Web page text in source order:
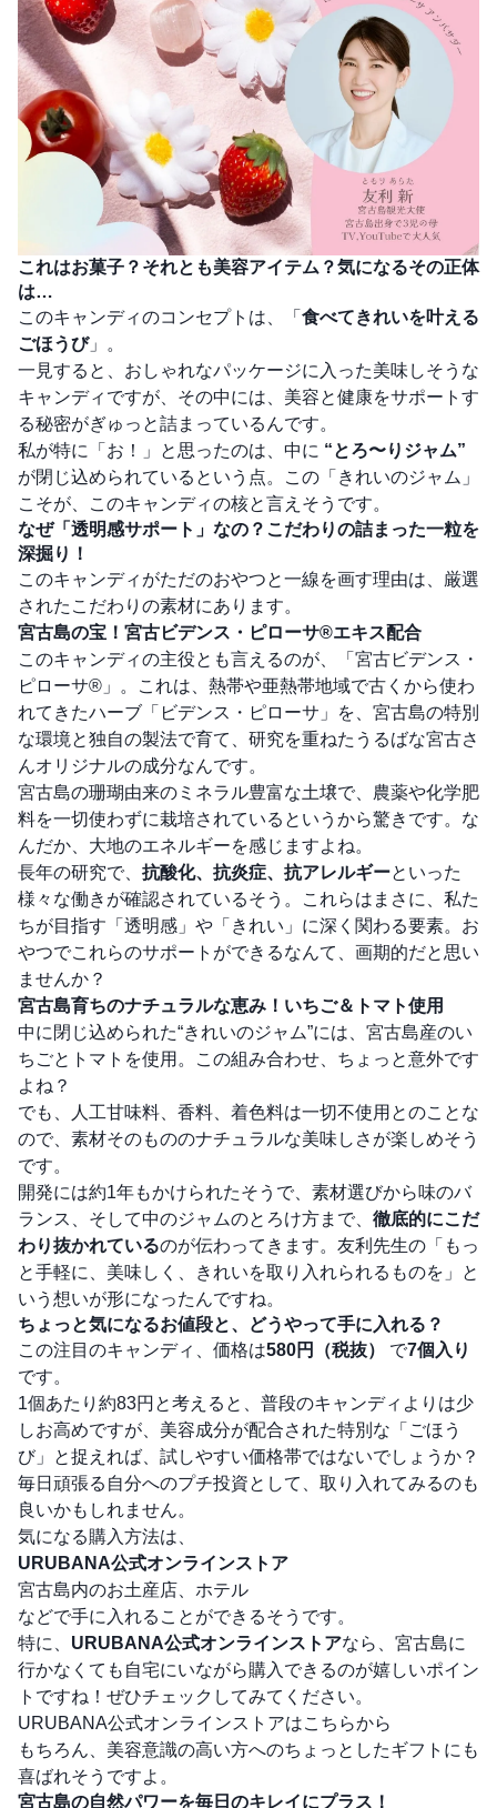
これはお菓子？それとも美容アイテム？気になるその正体
は…
このキャンディのコンセプトは、「 食べてきれいを叶える
ごほうび」。
一見すると、おしゃれなパッケージに入った美味しそうな
キャンディですが、その中には、美容と健康をサポートす
る秘密がぎゅっと詰まっているんです。
私が特に「お！」と思ったのは、中に “とろ〜りジャム”
が閉じ込められているという点。この「きれいのジャム」
こそが、このキャンディの核と言えそうです。
なぜ「透明感サポート」なの？こだわりの詰まった一粒を
深掘り！
このキャンディがただのおやつと一線を画す理由は、厳選
されたこだわりの素材にあります。
宮古島の宝！宮古ビデンス・ピローサ®エキス配合
このキャンディの主役とも言えるのが、「宮古ビデンス・
ピローサ®」。これは、熱帯や亜熱帯地域で古くから使わ
れてきたハーブ「ビデンス・ピローサ」を、宮古島の特別
な環境と独自の製法で育て、研究を重ねたうるばな宮古さ
んオリジナルの成分なんです。
宮古島の珊瑚由来のミネラル豊富な土壌で、農薬や化学肥
料を一切使わずに栽培されているというから驚きです。な
んだか、大地のエネルギーを感じますよね。
長年の研究で、 抗酸化、抗炎症、抗アレルギーといった
様々な働きが確認されているそう。これらはまさに、私た
ちが目指す「透明感」や「きれい」に深く関わる要素。お
やつでこれらのサポートができるなんて、画期的だと思い
ませんか？
宮古島育ちのナチュラルな恵み！いちご＆トマト使用
中に閉じ込められた“きれいのジャム”には、宮古島産のい
ちごとトマトを使用。この組み合わせ、ちょっと意外です
よね？
でも、人工甘味料、香料、着色料は一切不使用とのことな
ので、素材そのもののナチュラルな美味しさが楽しめそう
です。
開発には約1年もかけられたそうで、素材選びから味のバ
ランス、そして中のジャムのとろけ方まで、 徹底的にこだ
わり抜かれているのが伝わってきます。友利先生の「もっ
と手軽に、美味しく、きれいを取り入れられるものを」と
いう想いが形になったんですね。
ちょっと気になるお値段と、どうやって手に入れる？
この注目のキャンディ、価格は580円（税抜） で7個入り
です。
1個あたり約83円と考えると、普段のキャンディよりは少
しお高めですが、美容成分が配合された特別な「ごほう
び」と捉えれば、試しやすい価格帯ではないでしょうか？
毎日頑張る自分へのプチ投資として、取り入れてみるのも
良いかもしれません。
気になる購入方法は、
URUBANA公式オンラインストア
宮古島内のお土産店、ホテル
などで手に入れることができるそうです。
特に、 URUBANA公式オンラインストアなら、宮古島に
行かなくても自宅にいながら購入できるのが嬉しいポイン
トですね！ぜひチェックしてみてください。
URUBANA公式オンラインストアはこちらから
もちろん、美容意識の高い方へのちょっとしたギフトにも
喜ばれそうですよ。
宮古島の自然パワーを毎日のキレイにプラス！